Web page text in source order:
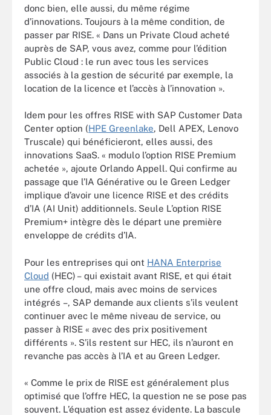
donc bien, elle aussi, du même régime
d’innovations. Toujours à la même condition, de
passer par RISE. « Dans un Private Cloud acheté
auprès de SAP, vous avez, comme pour l’édition
Public Cloud : le run avec tous les services
associés à la gestion de sécurité par exemple, la
location de la licence et l’accès à l’innovation ».
Idem pour les offres RISE with SAP Customer Data
Center option (HPE Greenlake, Dell APEX, Lenovo
Truscale) qui bénéficieront, elles aussi, des
innovations SaaS. « modulo l’option RISE Premium
achetée », ajoute Orlando Appell. Qui confirme au
passage que l’IA Générative ou le Green Ledger
implique d’avoir une licence RISE et des crédits
d’IA (AI Unit) additionnels. Seule L’option RISE
Premium+ intègre dès le départ une première
enveloppe de crédits d’IA.
Pour les entreprises qui ont HANA Enterprise
Cloud (HEC) – qui existait avant RISE, et qui était
une offre cloud, mais avec moins de services
intégrés –, SAP demande aux clients s’ils veulent
continuer avec le même niveau de service, ou
passer à RISE « avec des prix positivement
différents ». S’ils restent sur HEC, ils n’auront en
revanche pas accès à l’IA et au Green Ledger.
« Comme le prix de RISE est généralement plus
optimisé que l’offre HEC, la question ne se pose pas
souvent. L’équation est assez évidente. La bascule